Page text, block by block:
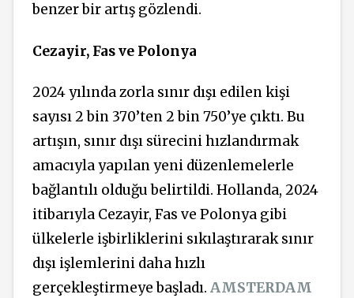
benzer bir artış gözlendi.
Cezayir, Fas ve Polonya
2024 yılında zorla sınır dışı edilen kişi
sayısı 2 bin 370’ten 2 bin 750’ye çıktı. Bu
artışın, sınır dışı sürecini hızlandırmak
amacıyla yapılan yeni düzenlemelerle
bağlantılı olduğu belirtildi. Hollanda, 2024
itibarıyla Cezayir, Fas ve Polonya gibi
ülkelerle işbirliklerini sıkılaştırarak sınır
dışı işlemlerini daha hızlı
gerçekleştirmeye başladı. AMSTERDAM